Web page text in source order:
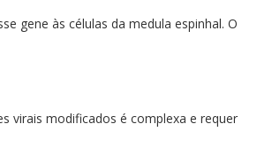
gene às células da medula espinhal. O
virais modificados é complexa e requer